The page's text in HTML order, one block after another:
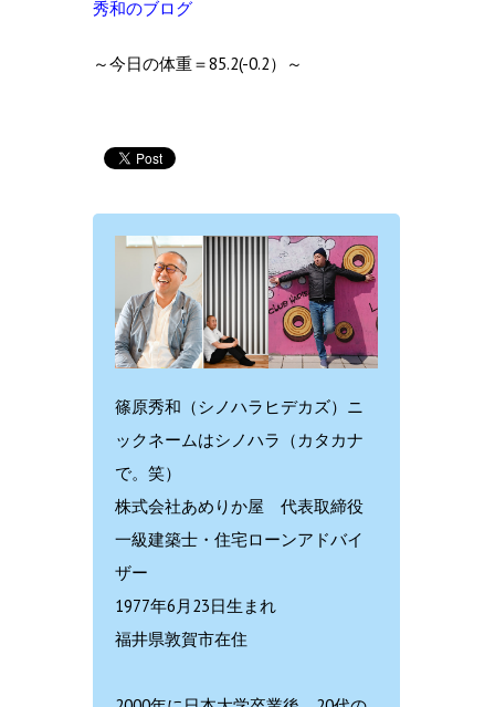
秀和のブログ
～今日の体重＝85.2(-0.2）～
篠原秀和（シノハラヒデカズ）ニ
ックネームはシノハラ（カタカナ
で。笑）
株式会社あめりか屋 代表取締役
一級建築士・住宅ローンアドバイ
ザー
1977年6月23日生まれ
福井県敦賀市在住